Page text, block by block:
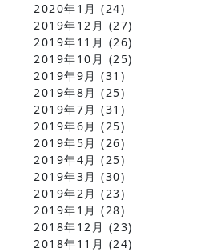
2020年1月 (24)
2019年12月 (27)
2019年11月 (26)
2019年10月 (25)
2019年9月 (31)
2019年8月 (25)
2019年7月 (31)
2019年6月 (25)
2019年5月 (26)
2019年4月 (25)
2019年3月 (30)
2019年2月 (23)
2019年1月 (28)
2018年12月 (23)
2018年11月 (24)